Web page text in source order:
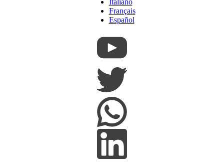
Italiano
Français
Español